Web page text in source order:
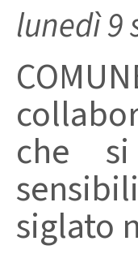
lunedì 9
che
siglato